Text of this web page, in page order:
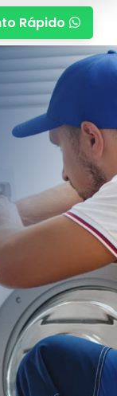
Rápido 